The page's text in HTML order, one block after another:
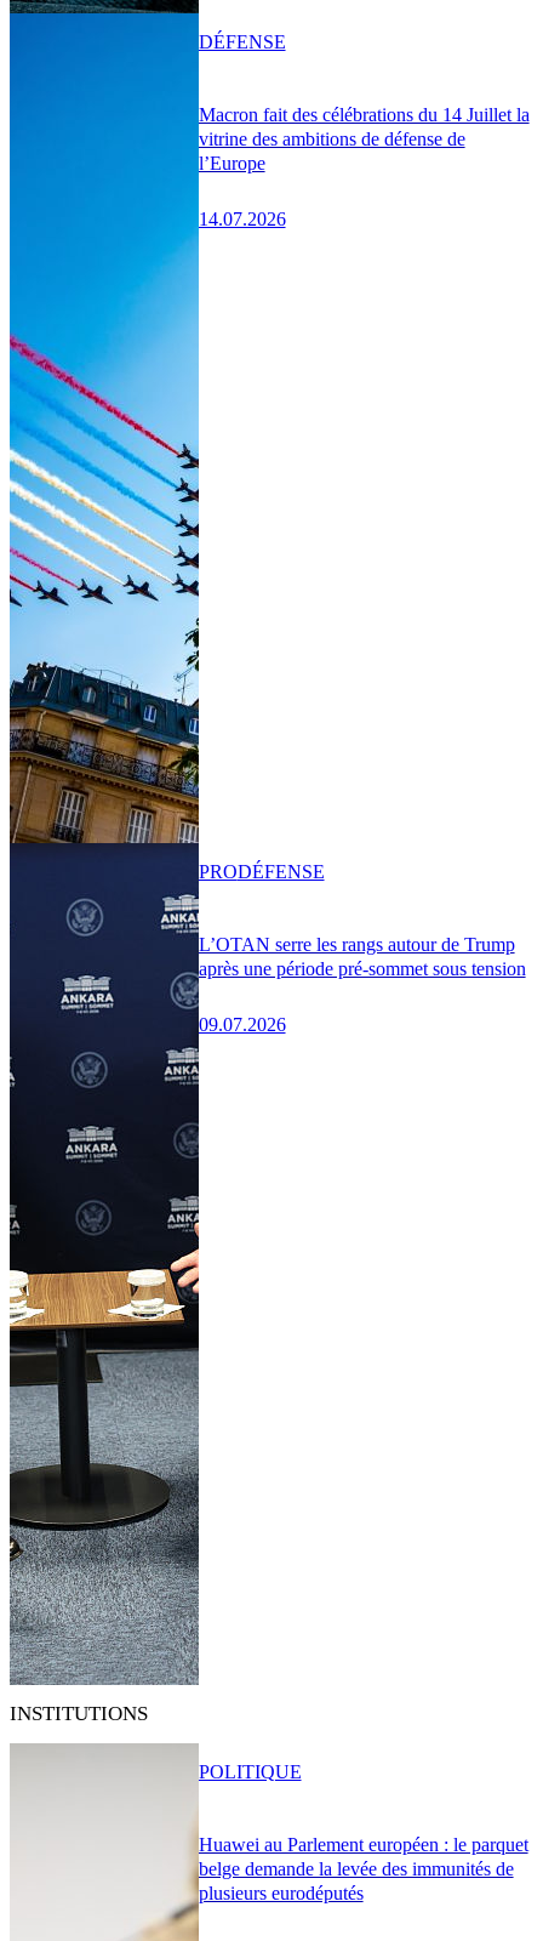
Macron fait des célébrations du 14 Juillet la
vitrine des ambitions de défense de
l’Europe
14.07.2026
DÉFENSE
L’OTAN serre les rangs autour de Trump
après une période pré-sommet sous tension
09.07.2026
PRODÉFENSE
INSTITUTIONS
Huawei au Parlement européen : le parquet
belge demande la levée des immunités de
plusieurs eurodéputés
POLITIQUE